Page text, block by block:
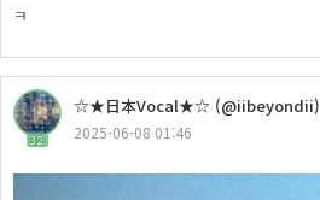
ㅋ
32
☆★日本Vocal★☆ (@iibeyondii)
2025-06-08 01:46